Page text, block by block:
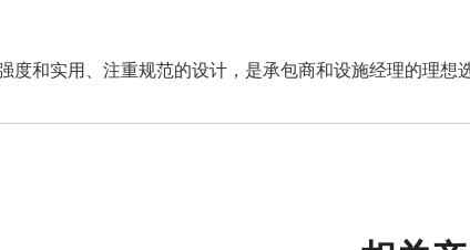
度和实用、注重规范的设计，是承包商和设施经理的理想选